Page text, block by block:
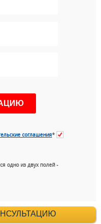
соглашения*
одно из двух полей -
(495) 660-35-